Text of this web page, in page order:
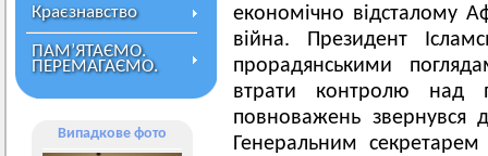
Краєзнавство
ПАМ’ЯТАЄМО.
ПЕРЕМАГАЄМО.
Випадкове фото
економічно відсталому
війна. Президент
прорадянськими
втрати контролю над
повноважень звернувся
Генеральним